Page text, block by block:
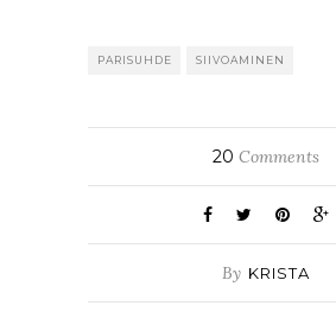
PARISUHDE SIIVOAMINEN
20 Comments
By KRISTA